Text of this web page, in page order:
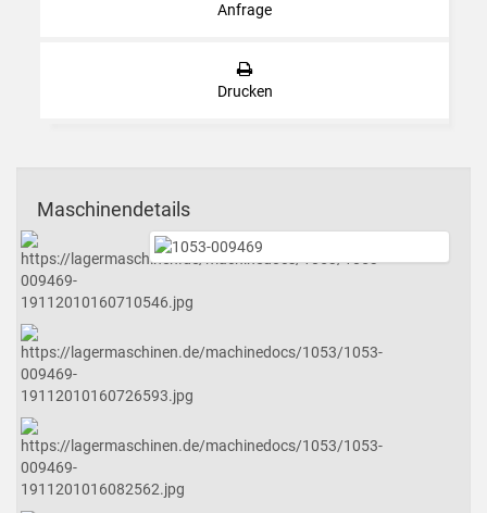
Anfrage
Drucken
Maschinendetails